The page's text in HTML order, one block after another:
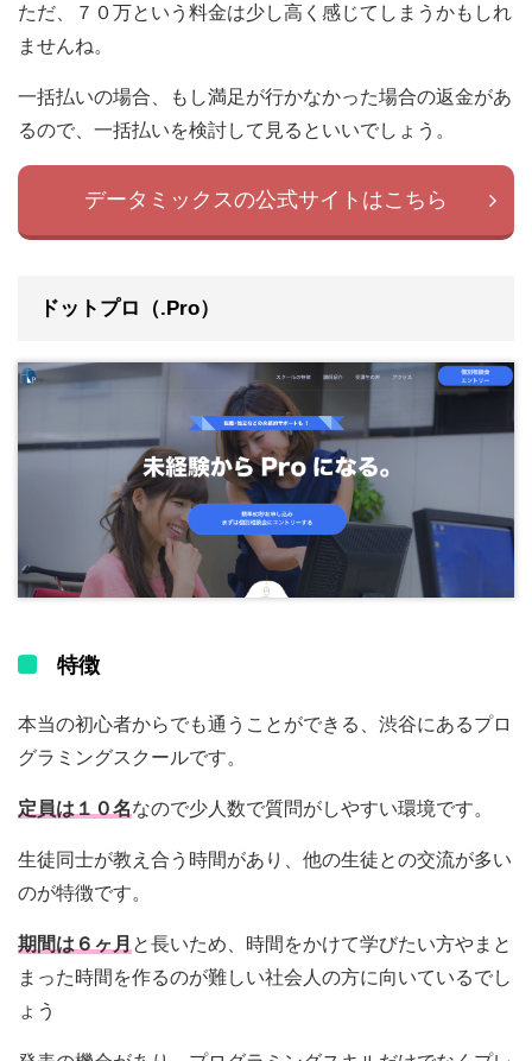
ただ、７０万という料金は少し高く感じてしまうかもしれ
ませんね。
一括払いの場合、もし満足が行かなかった場合の返金があ
るので、一括払いを検討して見るといいでしょう。
データミックスの公式サイトはこちら
ドットプロ（.Pro）
特徴
本当の初心者からでも通うことができる、渋谷にあるプロ
グラミングスクールです。
定員は１０名なので少人数で質問がしやすい環境です。
生徒同士が教え合う時間があり、他の生徒との交流が多い
のが特徴です。
期間は６ヶ月 と長いため、時間をかけて学びたい方やまと
まった時間を作るのが難しい社会人の方に向いているでし
ょう